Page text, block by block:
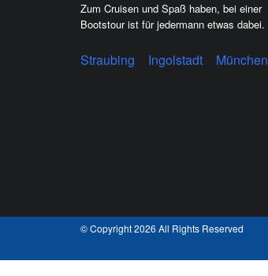
Zum Cruisen und Spaß haben, bei einer
Bootstour ist für jedermann etwas dabei.
Straubing Ingolstadt– München
© Copyright 2026 All Rights Reserved